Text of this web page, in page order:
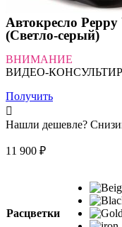
Автокресло
(Светло-серый)
ВНИМАНИЕ
ВИДЕО-
Получить
Нашли дешевле?
11 900 ₽
Расцветки